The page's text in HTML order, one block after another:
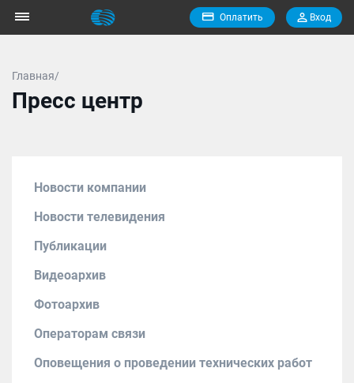
Оплатить Вход
Главная/
Пресс центр
Новости компании
Новости телевидения
Публикации
Видеоархив
Фотоархив
Операторам связи
Оповещения о проведении технических работ